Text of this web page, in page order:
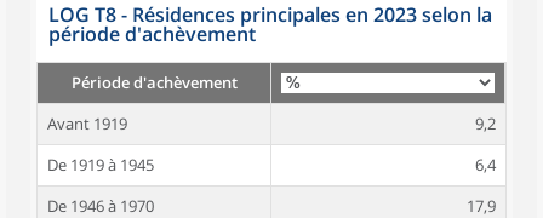
LOG T8 - Résidences principales en 2023 selon la
période d'achèvement
Période d'achèvement
Avant 1919
9,2
De 1919 à 1945
6,4
De 1946 à 1970
17,9